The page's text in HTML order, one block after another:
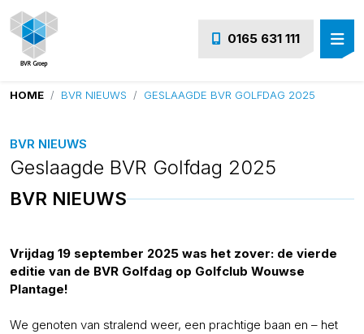
0165 631 111
HOME BVR NIEUWS GESLAAGDE BVR GOLFDAG 2025
BVR NIEUWS
Geslaagde BVR Golfdag 2025
BVR NIEUWS
Vrijdag 19 september 2025 was het zover: de vierde
editie van de BVR Golfdag op Golfclub Wouwse
Plantage!
We genoten van stralend weer, een prachtige baan en – het